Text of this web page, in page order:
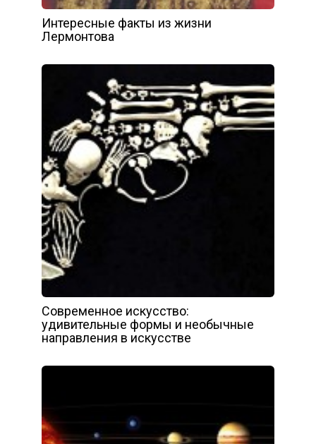
Интересные факты из жизни
Лермонтова
Современное искусство:
удивительные формы и необычные
направления в искусстве